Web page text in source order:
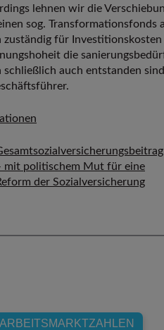
lehnen wir die
sog. Transformationsfonds
zuständig für Investitionskosten
die
auch entstanden
mit politischem Mut für eine
der Sozialversicherung
ARBEITSMARKTZAHLEN